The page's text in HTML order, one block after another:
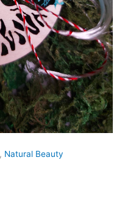
, Natural Beauty